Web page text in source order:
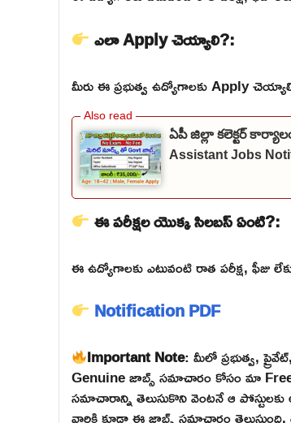
ఎలా Apply చెయ్యాలి?:
మీరు ఈ ప్రభుత్వ ఉద్యోగాలకు Apply
ఏపీ జిల్లా కలెక్టర్
Assistant Jobs
ఈ పరీక్షల యొక్క సిలబస్ ఏంటి?:
ఈ ఉద్యోగాలకు ఎటువంటి రాత పరీక్ష, ఫీజు
Notification PDF
Important Note: మీలో ప్రభుత్వ,
Genuine జాబ్స్ సమాచారం కోసం మా
సమాచారాన్ని తెలుసుకొని వెంటనే ఆ